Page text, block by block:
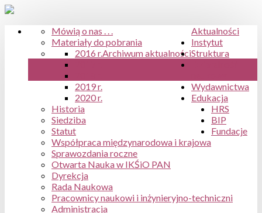
Aktualności
Mówią o nas . . .
Materiały do pobrania
Archiwum aktualności
2016 r.
2019 r.
2020 r.
Instytut
Historia
Siedziba
Statut
Współpraca międzynarodowa i krajowa
Sprawozdania roczne
Otwarta Nauka w IKŚiO PAN
Struktura
Dyrekcja
Rada Naukowa
Pracownicy naukowi i inżynieryjno-techniczni
Administracja
Wydawnictwa
Edukacja
HRS
BIP
Fundacje